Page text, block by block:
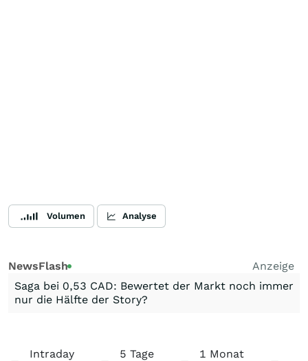
Volumen Analyse
NewsFlash
Anzeige
Saga bei 0,53 CAD: Bewertet der Markt noch immer
nur die Hälfte der Story?
Intraday 5 Tage 1 Monat